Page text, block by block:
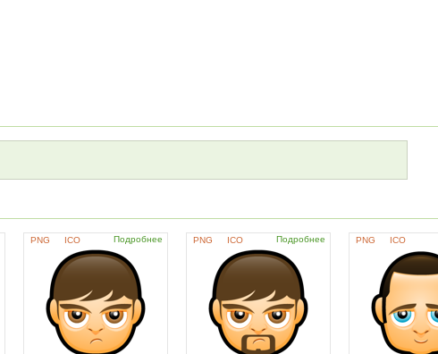
PNG ICO Подробнее PNG ICO Подробнее PNG ICO